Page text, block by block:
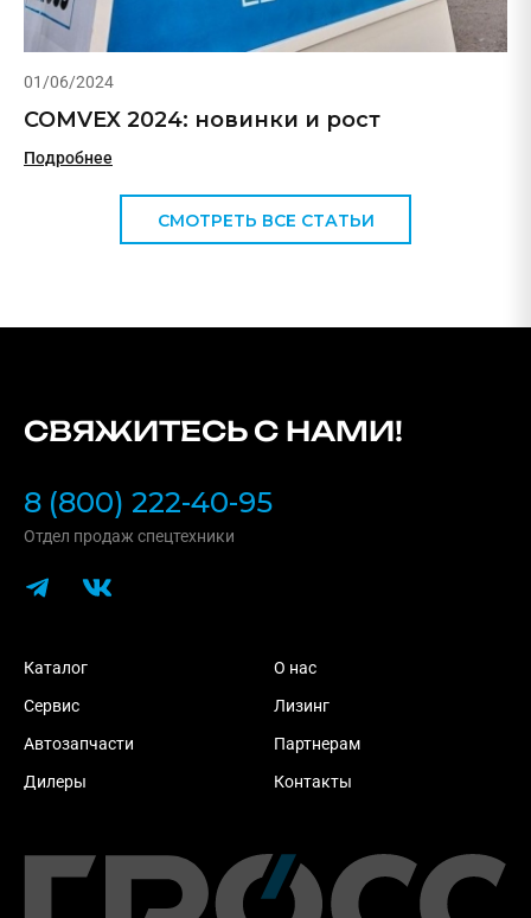
01/06/2024
COMVEX 2024: новинки и рост
Подробнее
СМОТРЕТЬ ВСЕ СТАТЬИ
СВЯЖИТЕСЬ С НАМИ!
8 (800) 222-40-95
Отдел продаж спецтехники
Каталог
Сервис
Автозапчасти
Дилеры
О нас
Лизинг
Партнерам
Контакты